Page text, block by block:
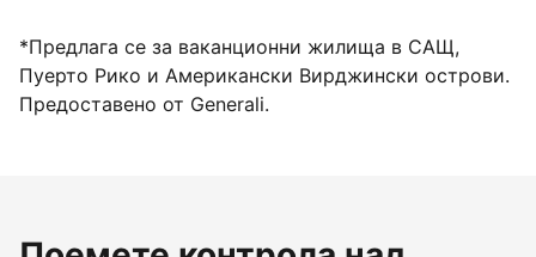
*Предлага се за ваканционни жилища в САЩ,
Пуерто Рико и Американски Вирджински острови.
Предоставено от Generali.